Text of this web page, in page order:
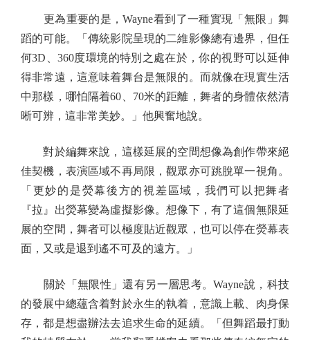
更為重要的是，Wayne看到了一種實現「無限」舞
蹈的可能。「傳統影院呈現的二維影像總有邊界，但任
何3D、360度環境的特別之處在於，你的視野可以延伸
得非常遠，這意味着舞台是無限的。而就像在現實生活
中那樣，哪怕隔着60、70米的距離，舞者的身體依然清
晰可辨，這非常美妙。」他興奮地說。
對於編舞來說，這樣延展的空間想像為創作帶來絕
佳契機，表演區域不再局限，觀眾亦可跳脫單一視角。
「更妙的是熒幕後方的視差區域，我們可以把舞者
『拉』出熒幕變為虛擬影像。想像下，有了這個無限延
展的空間，舞者可以極度貼近觀眾，也可以停在熒幕表
面，又或是退到遙不可及的遠方。」
關於「無限性」還有另一層思考。Wayne說，科技
的發展中總蘊含着對於永生的執着，意識上載、肉身保
存，都是想盡辦法去追求生命的延續。「但舞蹈最打動